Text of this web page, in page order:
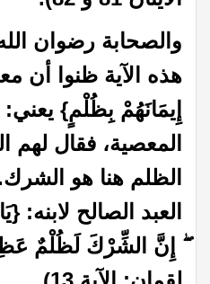
والصحابة رضوان
هذه الآية ظنوا أن
إِيمَانَهُمْ بِظُلْمٍ}
المعصية، فقال لهم
الظلم هنا هو
العبد الصالح لابنه:
إِنَّ الشِّرْكَ لَظُلْمٌ